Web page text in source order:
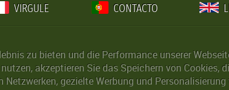
VIRGULE CONTACTO
zu bieten und die Performance unserer
akzeptieren Sie das Speichern von
Netzwerken, gezielte Werbung und